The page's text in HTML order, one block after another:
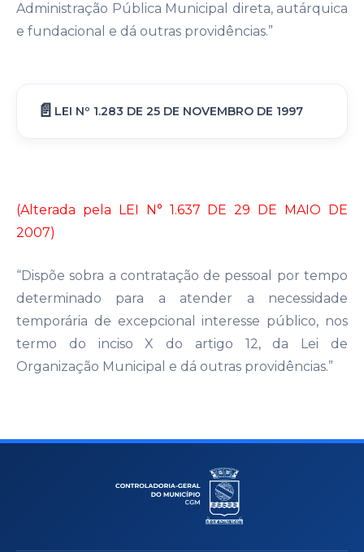
Administração Pública Municipal direta, autárquica
e fundacional e dá outras providências.”
LEI Nº 1.283 DE 25 DE NOVEMBRO DE 1997
(Alterada pela LEI N° 1.637 DE 29 DE MAIO DE
2007)
“Dispõe sobra a contratação de pessoal por tempo
determinado para a atender a necessidade
temporária de excepcional interesse público, nos
termo do inciso X do artigo 12, da Lei de
Organização Municipal e dá outras providências.”